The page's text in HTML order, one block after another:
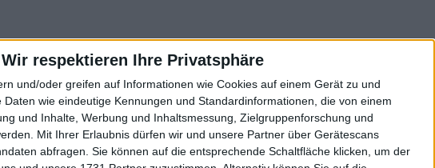
Wir respektieren Ihre Privatsphäre
und/oder greifen auf Informationen wie Cookies auf einem Gerät zu und
wie eindeutige Kennungen und Standardinformationen, die von einem
und Inhalte, Werbung und Inhaltsmessung, Zielgruppenforschung und
Mit Ihrer Erlaubnis dürfen wir und unsere Partner über Gerätescans
abfragen. Sie können auf die entsprechende Schaltfläche klicken, um der